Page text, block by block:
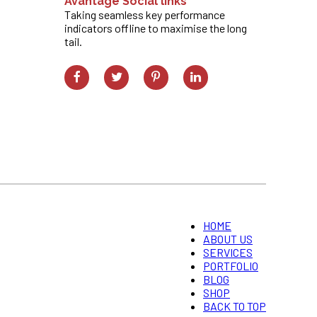
Taking seamless key performance
indicators offline to maximise the long
tail.
HOME
ABOUT US
SERVICES
PORTFOLIO
BLOG
SHOP
BACK TO TOP